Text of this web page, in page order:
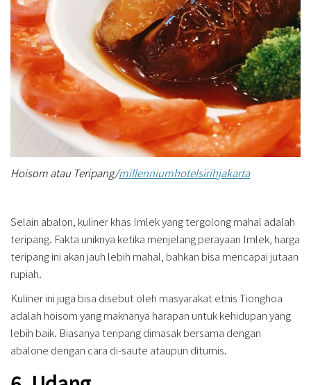
Hoisom atau Teripang/millenniumhotelsirihjakarta
Selain abalon, kuliner khas Imlek yang tergolong mahal adalah
teripang. Fakta uniknya ketika menjelang perayaan Imlek, harga
teripang ini akan jauh lebih mahal, bahkan bisa mencapai jutaan
rupiah.
Kuliner ini juga bisa disebut oleh masyarakat etnis Tionghoa
adalah hoisom yang maknanya harapan untuk kehidupan yang
lebih baik. Biasanya teripang dimasak bersama dengan
abalone dengan cara di-saute ataupun ditumis.